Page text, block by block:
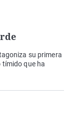
su primera
tímido que ha